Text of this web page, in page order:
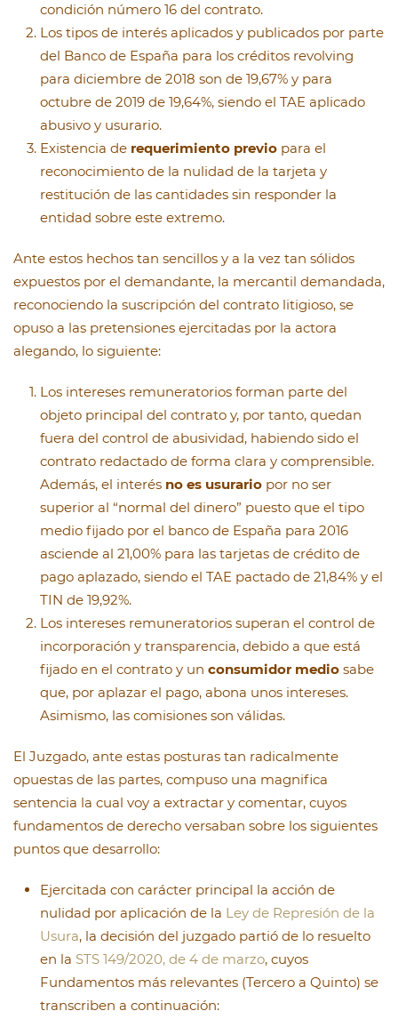
condición número 16 del contrato.
Los tipos de interés aplicados y publicados por parte
del Banco de España para los créditos revolving
para diciembre de 2018 son de 19,67% y para
octubre de 2019 de 19,64%, siendo el TAE aplicado
abusivo y usurario.
Existencia de requerimiento previo para el
reconocimiento de la nulidad de la tarjeta y
restitución de las cantidades sin responder la
entidad sobre este extremo.
Ante estos hechos tan sencillos y a la vez tan sólidos
expuestos por el demandante, la mercantil demandada,
reconociendo la suscripción del contrato litigioso, se
opuso a las pretensiones ejercitadas por la actora
alegando, lo siguiente:
Los intereses remuneratorios forman parte del
objeto principal del contrato y, por tanto, quedan
fuera del control de abusividad, habiendo sido el
contrato redactado de forma clara y comprensible.
Además, el interés no es usurario por no ser
superior al “normal del dinero” puesto que el tipo
medio fijado por el banco de España para 2016
asciende al 21,00% para las tarjetas de crédito de
pago aplazado, siendo el TAE pactado de 21,84% y el
TIN de 19,92%.
Los intereses remuneratorios superan el control de
incorporación y transparencia, debido a que está
fijado en el contrato y un consumidor medio sabe
que, por aplazar el pago, abona unos intereses.
Asimismo, las comisiones son válidas.
El Juzgado, ante estas posturas tan radicalmente
opuestas de las partes, compuso una magnifica
sentencia la cual voy a extractar y comentar, cuyos
fundamentos de derecho versaban sobre los siguientes
puntos que desarrollo:
Ejercitada con carácter principal la acción de
nulidad por aplicación de la Ley de Represión de la
Usura, la decisión del juzgado partió de lo resuelto
en la STS 149/2020, de 4 de marzo, cuyos
Fundamentos más relevantes (Tercero a Quinto) se
transcriben a continuación: